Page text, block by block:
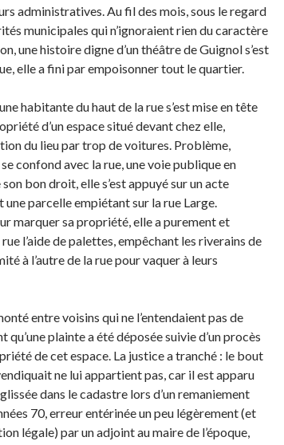
administratives. Au fil des mois, sous le regard
municipales qui n’ignoraient rien du caractère
une histoire digne d’un théâtre de Guignol s’est
elle a fini par empoisonner tout le quartier.
habitante du haut de la rue s’est mise en tête
d’un espace situé devant chez elle,
du lieu par trop de voitures. Problème,
se confond avec la rue, une voie publique en
bon droit, elle s’est appuyé sur un acte
parcelle empiétant sur la rue Large.
marquer sa propriété, elle a purement et
l’aide de palettes, empêchant les riverains de
à l’autre de la rue pour vaquer à leurs
entre voisins qui ne l’entendaient pas de
plainte a été déposée suivie d’un procès
de cet espace. La justice a tranché : le bout
ne lui appartient pas, car il est apparu
dans le cadastre lors d’un remaniement
70, erreur entérinée un peu légèrement (et
légale) par un adjoint au maire de l’époque,